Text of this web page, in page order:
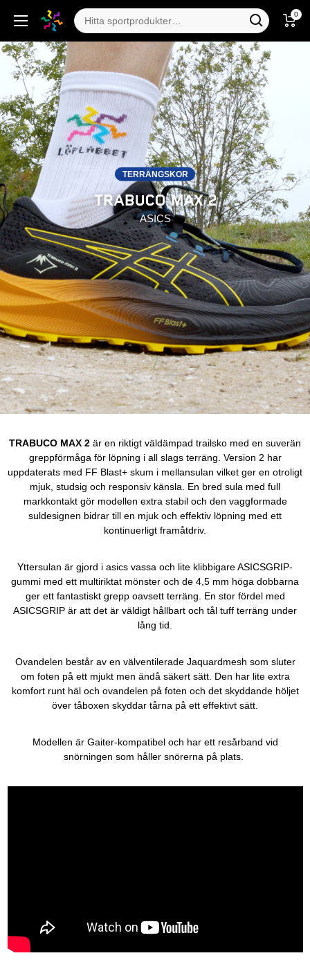
0
TERRÄNGSKOR
TRABUCO MAX 2
ASICS
TRABUCO MAX 2 är en riktigt väldämpad trailsko med en suverän
greppförmåga för löpning i all slags terräng. Version 2 har
uppdaterats med FF Blast+ skum i mellansulan vilket ger en otroligt
mjuk, studsig och responsiv känsla. En bred sula med full
markkontakt gör modellen extra stabil och den vaggformade
suldesignen bidrar till en mjuk och effektiv löpning med ett
kontinuerligt framåtdriv.
Yttersulan är gjord i asics vassa och lite klibbigare ASICSGRIP-
gummi med ett multiriktat mönster och de 4,5 mm höga dobbarna
ger ett fantastiskt grepp oavsett terräng. En stor fördel med
ASICSGRIP är att det är väldigt hållbart och tål tuff terräng under
lång tid.
Ovandelen består av en välventilerade Jaquardmesh som sluter
om foten på ett mjukt men ändå säkert sätt. Den har lite extra
komfort runt häl och ovandelen på foten och det skyddande höljet
över tåboxen skyddar tårna på ett effektivt sätt.
Modellen är Gaiter-kompatibel och har ett resårband vid
snörningen som håller snörerna på plats.